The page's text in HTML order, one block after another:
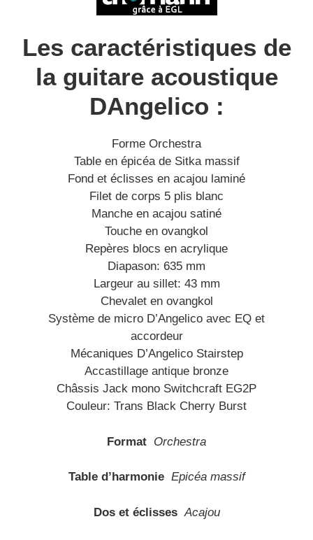
Les caractéristiques de
la guitare acoustique
DAngelico :
Forme Orchestra
Table en épicéa de Sitka massif
Fond et éclisses en acajou laminé
Filet de corps 5 plis blanc
Manche en acajou satiné
Touche en ovangkol
Repères blocs en acrylique
Diapason: 635 mm
Largeur au sillet: 43 mm
Chevalet en ovangkol
Système de micro D’Angelico avec EQ et
accordeur
Mécaniques D’Angelico Stairstep
Accastillage antique bronze
Châssis Jack mono Switchcraft EG2P
Couleur: Trans Black Cherry Burst
Format Orchestra
Table d’harmonie Epicéa massif
Dos et éclisses Acajou